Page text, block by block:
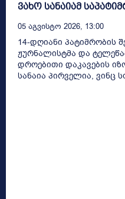
ვახო სანაიამ
05 Აგვისტო 2026, 13:00
14-დღიანი პატიმრობის
ჟურნალისტმა და
დროებითი დაკავების
სანაია პირველია, ვინც